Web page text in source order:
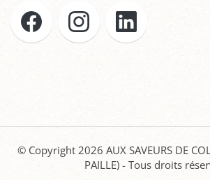
© Copyright 2026 AUX SAVEURS DE
PAILLE) - Tous droits